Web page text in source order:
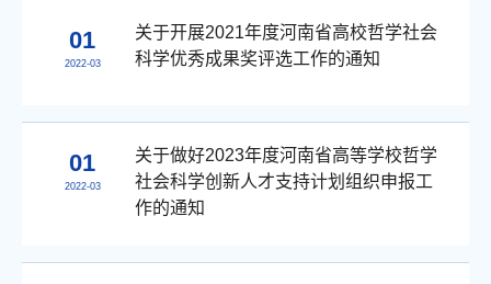
01
2022-03
关于开展2021年度河南省高校哲学社会
科学优秀成果奖评选工作的通知
01
2022-03
关于做好2023年度河南省高等学校哲学
社会科学创新人才支持计划组织申报工
作的通知